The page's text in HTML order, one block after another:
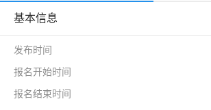
基本信息
发布时间
报名开始时间
报名结束时间